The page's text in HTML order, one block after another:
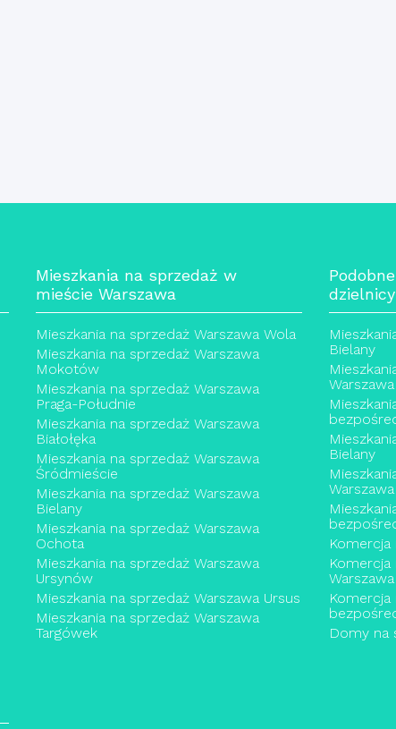
Mieszkania na sprzedaż w
mieście Warszawa
Mieszkania na sprzedaż Warszawa Wola
Mieszkania na sprzedaż Warszawa
Mokotów
Mieszkania na sprzedaż Warszawa
Praga-Południe
Mieszkania na sprzedaż Warszawa
Białołęka
Mieszkania na sprzedaż Warszawa
Śródmieście
Mieszkania na sprzedaż Warszawa
Bielany
Mieszkania na sprzedaż Warszawa
Ochota
Mieszkania na sprzedaż Warszawa
Ursynów
Mieszkania na sprzedaż Warszawa Ursus
Mieszkania na sprzedaż Warszawa
Targówek
Bielany
Bielany
Komercja
Domy na